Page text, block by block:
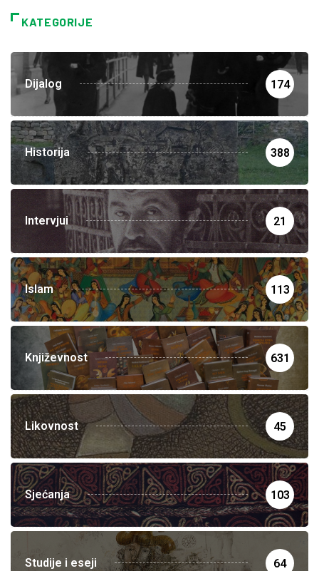
KATEGORIJE
Dijalog 174
Historija 388
Intervjui 21
Islam 113
Književnost 631
Likovnost 45
Sjećanja 103
Studije i eseji 64